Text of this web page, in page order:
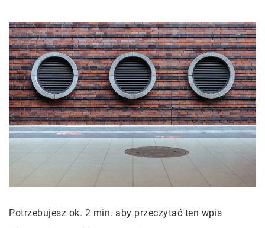
Potrzebujesz ok. 2 min. aby przeczytać ten wpis